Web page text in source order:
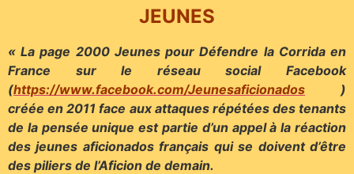
JEUNES
« La page 2000 Jeunes pour Défendre la Corrida en
France sur le réseau social Facebook
(https://www.facebook.com/Jeunesaficionados )
créée en2011 face aux attaques répétées des tenants
de la pensée unique est partie d’un appel à la réaction
des jeunes aficionados français qui se doivent d’être
des piliers de l’Aficion de demain.